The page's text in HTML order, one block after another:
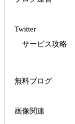
Twitter
サービス攻略
無料ブログ
画像関連